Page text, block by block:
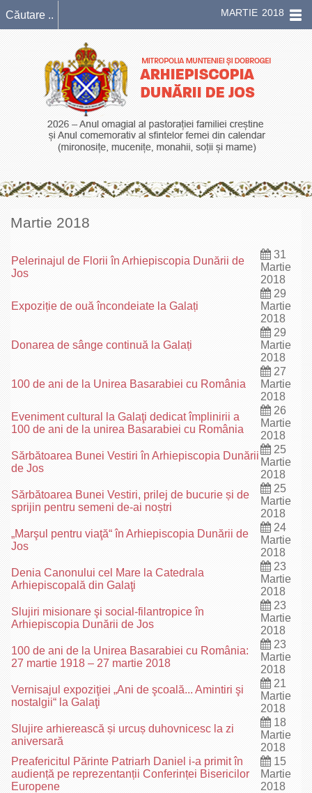
MARTIE 2018
Martie 2018
Pelerinajul de Florii în Arhiepiscopia Dunării de
Jos
31
Martie
2018
Expoziție de ouă încondeiate la Galați
29
Martie
2018
Donarea de sânge continuă la Galați
29
Martie
2018
100 de ani de la Unirea Basarabiei cu România
27
Martie
2018
Eveniment cultural la Galaţi dedicat împlinirii a
100 de ani de la unirea Basarabiei cu România
26
Martie
2018
Sărbătoarea Bunei Vestiri în Arhiepiscopia Dunării
de Jos
25
Martie
2018
Sărbătoarea Bunei Vestiri, prilej de bucurie și de
sprijin pentru semeni de-ai noștri
25
Martie
2018
„Marşul pentru viaţă“ în Arhiepiscopia Dunării de
Jos
24
Martie
2018
Denia Canonului cel Mare la Catedrala
Arhiepiscopală din Galaţi
23
Martie
2018
Slujiri misionare şi social-filantropice în
Arhiepiscopia Dunării de Jos
23
Martie
2018
100 de ani de la Unirea Basarabiei cu România:
27 martie 1918 – 27 martie 2018
23
Martie
2018
Vernisajul expoziţiei „Ani de şcoală... Amintiri şi
nostalgii“ la Galaţi
21
Martie
2018
Slujire arhierească și urcuș duhovnicesc la zi
aniversară
18
Martie
2018
Preafericitul Părinte Patriarh Daniel i-a primit în
audiență pe reprezentanții Conferinței Bisericilor
Europene
15
Martie
2018